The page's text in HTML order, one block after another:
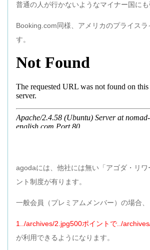
普通の人が行かないようなマイナー国にも
Booking.com同様、アメリカのプライス
す。
agodaには、他社には無い「アゴダ・リワ
ント制度が有ります。
一般会員（プレミアムメンバー）の場合、
1../archives/2.jpg500ポイントで../
が利用できるようになります。